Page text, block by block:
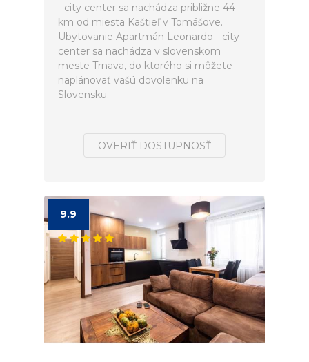
- city center sa nachádza približne 44
km od miesta Kaštieľ v Tomášove.
Ubytovanie Apartmán Leonardo - city
center sa nachádza v slovenskom
meste Trnava, do ktorého si môžete
naplánovať vašú dovolenku na
Slovensku.
OVERIŤ DOSTUPNOSŤ
9.9